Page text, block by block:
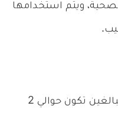
ويتم استخدامها
الجرعة المناسبة للغالبية من البالغين تكون حوالي 2